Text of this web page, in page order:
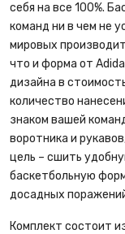
себя на все 100%.
команд ни в чем не
мировых
что и форма от
дизайна в
количество
знаком вашей
воротника и
цель – сшить
баскетбольную
досадных
Комплект состоит